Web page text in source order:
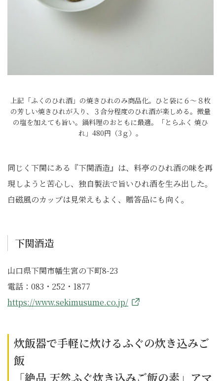
上記「ふくのひれ酒」の焼きひれのみ商品化。ひと袋に６～８枚
の芳しい焼きひれが入り、３合分程度のひれ酒が楽しめる。微量
の塩を加えても旨い。鍋料理のおともに最適。「とらふく 焼ひ
れ」480円（3ｇ）。
同じく下関にある『下関酒造』は、料亭のひれ酒の味を再
現しようと苦心し、独自製法で旨いひれ酒を生み出した。
白磁風のカップは見栄えもよく、贈答品にも向く。
下関酒造
山口県下関市幡生宮の下町8-23
電話：083・252・1877
https://www.sekimusume.co.jp/
炊飯器で手軽に炊けるふぐの炊き込みご
飯
「絶品 天然ふぐ炊き込みご飯の素」アマ